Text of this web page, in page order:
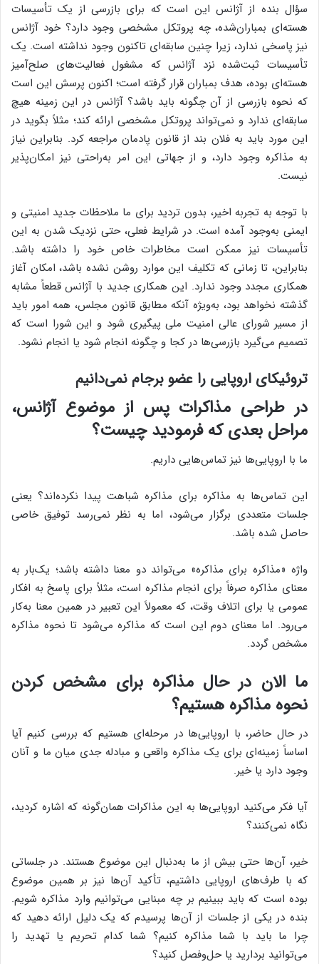
سؤال بنده از آژانس این است که برای بازرسی از یک تأسیسات
هسته‌ای بمباران‌شده، چه پروتکل مشخصی وجود دارد؟ خود آژانس
نیز پاسخی ندارد، زیرا چنین سابقه‌ای تاکنون وجود نداشته است. یک
تأسیسات ثبت‌شده نزد آژانس که مشغول فعالیت‌های صلح‌آمیز
هسته‌ای بوده، هدف بمباران قرار گرفته است؛ اکنون پرسش این است
که نحوه بازرسی از آن چگونه باید باشد؟ آژانس در این زمینه هیچ
سابقه‌ای ندارد و نمی‌تواند پروتکل مشخصی ارائه کند؛ مثلاً بگوید در
این مورد باید به فلان بند از قانون پادمان مراجعه کرد. بنابراین نیاز
به مذاکره وجود دارد، و از جهاتی این امر به‌راحتی نیز امکان‌پذیر
نیست.
با توجه به تجربه اخیر، بدون تردید برای ما ملاحظات جدید امنیتی و
ایمنی به‌وجود آمده است. در شرایط فعلی، حتی نزدیک شدن به این
تأسیسات نیز ممکن است مخاطرات خاص خود را داشته باشد.
بنابراین، تا زمانی که تکلیف این موارد روشن نشده باشد، امکان آغاز
همکاری مجدد وجود ندارد. این همکاری جدید با آژانس قطعاً مشابه
گذشته نخواهد بود، به‌ویژه آنکه مطابق قانون مجلس، همه امور باید
از مسیر شورای عالی امنیت ملی پیگیری شود و این شورا است که
تصمیم می‌گیرد بازرسی‌ها در کجا و چگونه انجام شود یا انجام نشود.
تروئیکای اروپایی را عضو برجام نمی‌دانیم
در طراحی مذاکرات پس از موضوع آژانس،
مراحل بعدی که فرمودید چیست؟
ما با اروپایی‌ها نیز تماس‌هایی داریم.
این تماس‌ها به مذاکره برای مذاکره شباهت پیدا نکرده‌اند؟ یعنی
جلسات متعددی برگزار می‌شود، اما به نظر نمی‌رسد توفیق خاصی
حاصل شده باشد.
واژه «مذاکره برای مذاکره» می‌تواند دو معنا داشته باشد؛ یک‌بار به
معنای مذاکره صرفاً برای انجام مذاکره است، مثلاً برای پاسخ به افکار
عمومی یا برای اتلاف وقت، که معمولاً این تعبیر در همین معنا به‌کار
می‌رود. اما معنای دوم این است که مذاکره می‌شود تا نحوه مذاکره
مشخص گردد.
ما الان در حال مذاکره برای مشخص کردن
نحوه مذاکره هستیم؟
در حال حاضر، با اروپایی‌ها در مرحله‌ای هستیم که بررسی کنیم آیا
اساساً زمینه‌ای برای یک مذاکره واقعی و مبادله جدی میان ما و آنان
وجود دارد یا خیر.
آیا فکر می‌کنید اروپایی‌ها به این مذاکرات همان‌گونه که اشاره کردید،
نگاه نمی‌کنند؟
خیر، آن‌ها حتی بیش از ما به‌دنبال این موضوع هستند. در جلساتی
که با طرف‌های اروپایی داشتیم، تأکید آن‌ها نیز بر همین موضوع
بوده است که باید ببینیم بر چه مبنایی می‌توانیم وارد مذاکره شویم.
بنده در یکی از جلسات از آن‌ها پرسیدم که یک دلیل ارائه دهید که
چرا ما باید با شما مذاکره کنیم؟ شما کدام تحریم یا تهدید را
می‌توانید بردارید یا حل‌وفصل کنید؟